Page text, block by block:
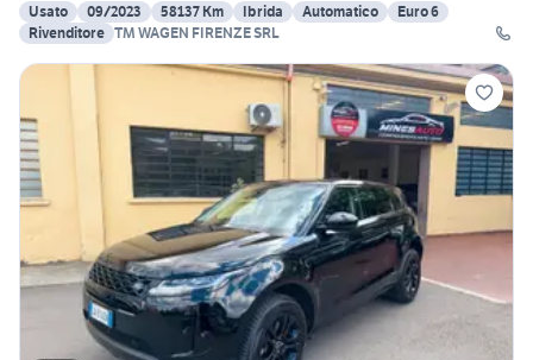
Usato
09/2023 58137 Km Ibrida Automatico
Euro 6
Rivenditore TM WAGEN FIRENZE SRL